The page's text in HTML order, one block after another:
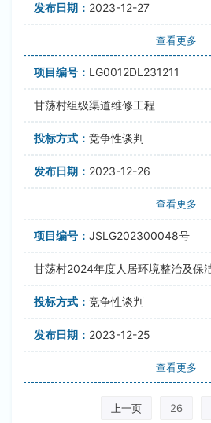
2023-12-27
查看更多
LG0012DL231211
甘荡村组级渠道维修工程
竞争性谈判
2023-12-26
查看更多
JSLG202300048号
甘荡村2024年度人居环境整治及保
竞争性谈判
2023-12-25
查看更多
上一页 26